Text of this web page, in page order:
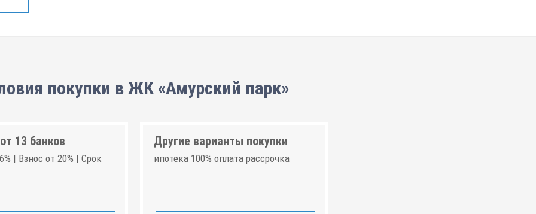
покупки в ЖК «Амурский парк»
13 банков
| Взнос от 20% | Срок
Другие варианты покупки
ипотека 100% оплата рассрочка